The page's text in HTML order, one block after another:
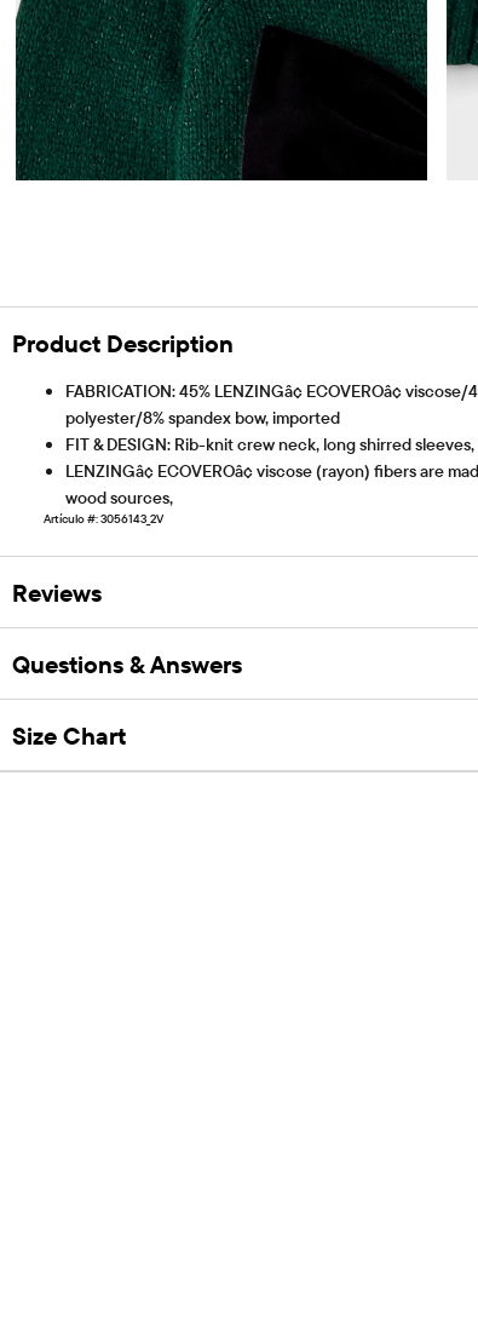
Product Description
FABRICATION: 45% LENZINGâ¢ ECOVEROâ¢
polyester/8% spandex bow, imported
FIT & DESIGN: Rib-knit crew neck, long shirred
LENZINGâ¢ ECOVEROâ¢ viscose (rayon) fibers are
wood sources,
Artículo #: 3056143_2V
Reviews
Questions & Answers
Size Chart